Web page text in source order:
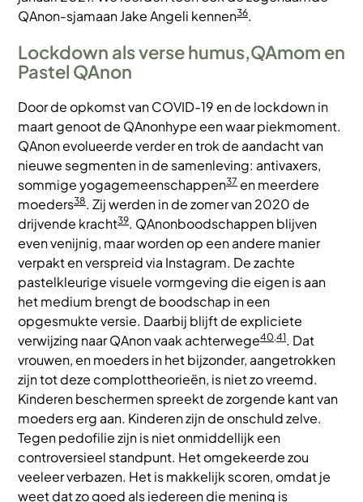
QAnon-sjamaan Jake Angeli kennen36.
Lockdown als verse humus,QAmom en
Pastel QAnon
Door de opkomst van COVID-19 en de lockdown in
maart genoot de QAnonhype een waar piekmoment.
QAnon evolueerde verder en trok de aandacht van
nieuwe segmenten in de samenleving: antivaxers,
sommige yogagemeenschappen37 en meerdere
moeders38. Zij werden in de zomer van 2020 de
drijvende kracht39. QAnonboodschappen blijven
even venijnig, maar worden op een andere manier
verpakt en verspreid via Instagram. De zachte
pastelkleurige visuele vormgeving die eigen is aan
het medium brengt de boodschap in een
opgesmukte versie. Daarbij blijft de expliciete
verwijzing naar QAnon vaak achterwege40,41. Dat
vrouwen, en moeders in het bijzonder, aangetrokken
zijn tot deze complottheorieën, is niet zo vreemd.
Kinderen beschermen spreekt de zorgende kant van
moeders erg aan. Kinderen zijn de onschuld zelve.
Tegen pedofilie zijn is niet onmiddellijk een
controversieel standpunt. Het omgekeerde zou
veeleer verbazen. Het is makkelijk scoren, omdat je
weet dat zo goed als iedereen die mening is